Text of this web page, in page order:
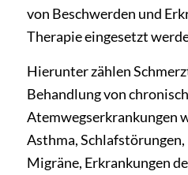
von Beschwerden und
Therapie eingesetzt
Hierunter zählen
Behandlung von
Atemwegserkrankungen
Asthma,
Migräne, Erkrankungen